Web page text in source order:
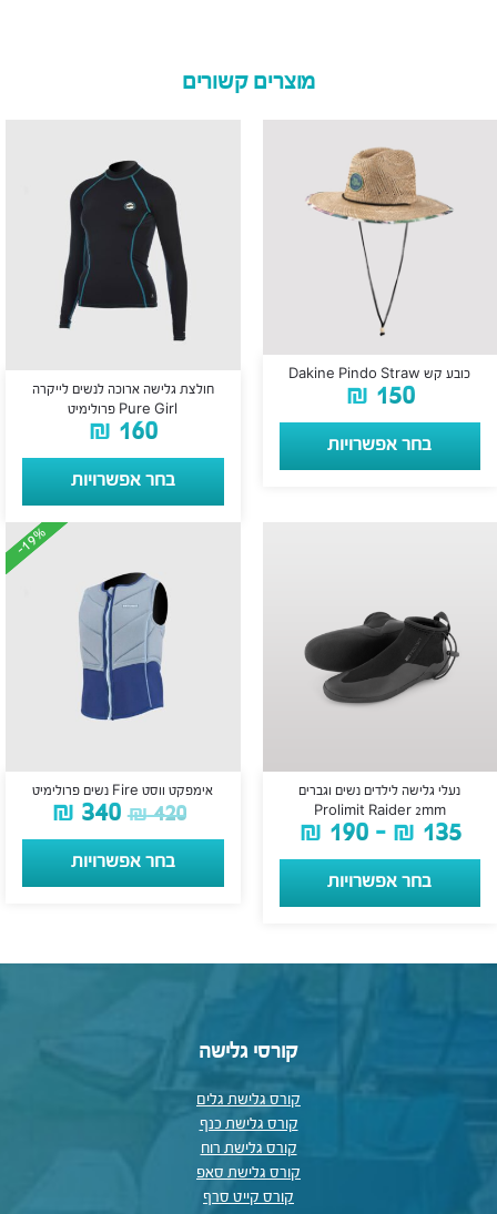
מוצרים קשורים
כובע קש Dakine Pindo Straw
₪ 150
בחר אפשרויות
חולצת גלישה ארוכה לנשים לייקרה
Pure Girl פרולימיט
₪ 160
בחר אפשרויות
נעלי גלישה לילדים נשים וגברים
Prolimit Raider 2mm
₪ 135
–
₪ 190
בחר אפשרויות
-19%
-19%
אימפקט ווסט Fire נשים פרולימיט
₪420
₪ 340
בחר אפשרויות
קורסי גלישה
קורס גלישת גלים
קורס גלישת כנף
קורס גלישת רוח
קורס גלישת סאפ
קורס קייט סרף